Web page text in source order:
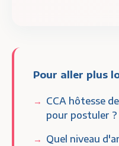
Pour aller plus
CCA hôtesse
pour postuler ?
Quel niveau